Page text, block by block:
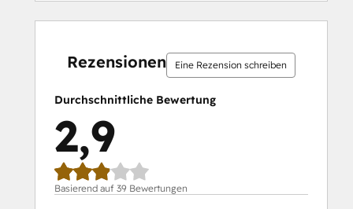
Rezensionen Eine Rezension schreiben
Durchschnittliche Bewertung
2,9
Basierend auf 39 Bewertungen